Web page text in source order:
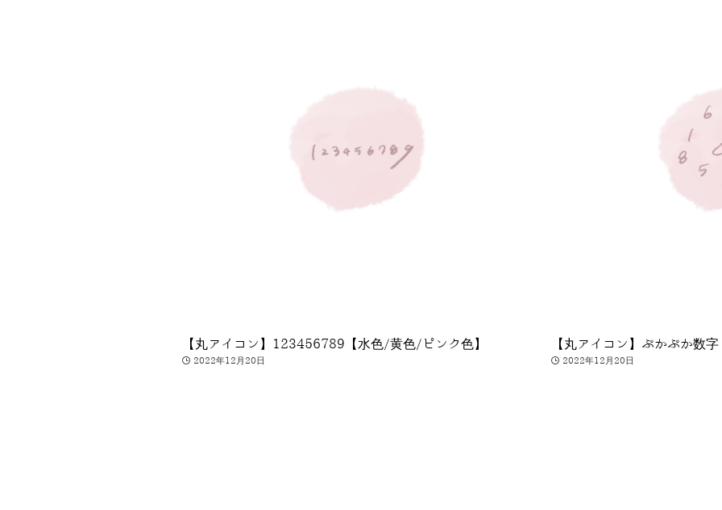
【丸アイコン】123456789【水色/黄色/ピンク色】
2022年12月20日
【丸アイコン】ぷかぷか数
2022年12月20日